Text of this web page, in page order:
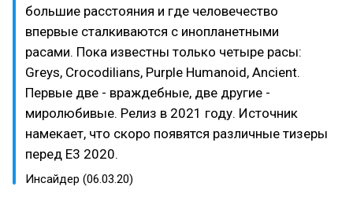
большие расстояния и где человечество
впервые сталкиваются с инопланетными
расами. Пока известны только четыре расы:
Greys, Crocodilians, Purple Humanoid, Ancient.
Первые две - враждебные, две другие -
миролюбивые. Релиз в 2021 году. Источник
намекает, что скоро появятся различные тизеры
перед Е3 2020.
Инсайдер (06.03.20)